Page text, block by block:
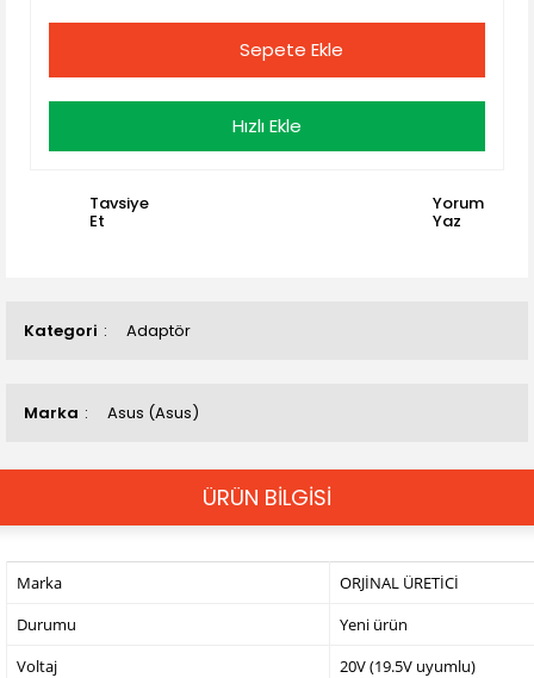
Kategori Adaptör
Marka Asus (Asus)
Sepete Ekle
Hızlı Ekle
Tavsiye
Et
Yorum
Yaz
ÜRÜN BİLGİSİ
Marka
ORJİNAL ÜRETİCİ
Durumu
Yeni ürün
Voltaj
20V (19.5V uyumlu)